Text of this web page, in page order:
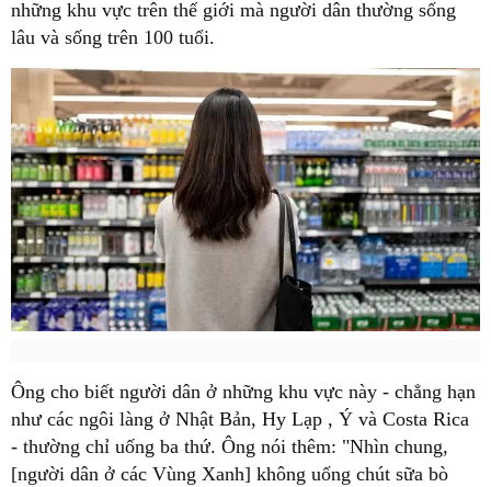
những khu vực trên thế giới mà người dân thường sống
lâu và sống trên 100 tuổi.
Ông cho biết người dân ở những khu vực này - chẳng hạn
như các ngôi làng ở Nhật Bản, Hy Lạp , Ý và Costa Rica
- thường chỉ uống ba thứ. Ông nói thêm: "Nhìn chung,
[người dân ở các Vùng Xanh] không uống chút sữa bò